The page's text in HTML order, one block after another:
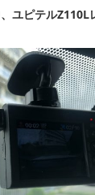
ユピテルZ110L